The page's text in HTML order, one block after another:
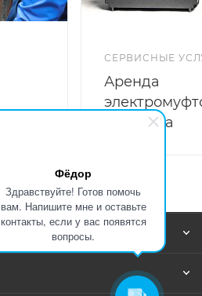
Фёдор
Здравствуйте! Готов помочь
вам. Напишите мне и оставьте
контакты, если у вас появятся
вопросы.
СЕРВИСНЫЕ
Аренда
аппарата